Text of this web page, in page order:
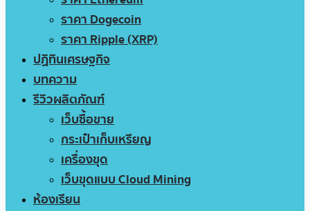
ราคา Dogecoin
ราคา Ripple (XRP)
ปฏิทินเศรษฐกิจ
บทความ
รีวิวผลิตภัณฑ์
เว็บซื้อขาย
กระเป๋าเก็บเหรียญ
เครื่องขุด
เว็บขุดแบบ Cloud Mining
ห้องเรียน